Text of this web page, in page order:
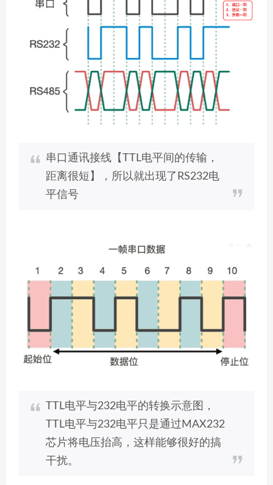
串口通讯接线【TTL电平间的传输，
距离很短】，所以就出现了RS232电
平信号
TTL电平与232电平的转换示意图，
TTL电平与232电平只是通过MAX232
芯片将电压抬高，这样能够很好的搞
干扰。